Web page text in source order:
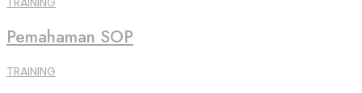
Pemahaman SOP
TRAINING